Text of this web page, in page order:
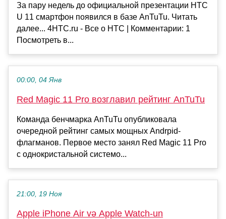
За пару недель до официальной презентации HTC
U 11 смартфон появился в базе AnTuTu. Читать
далее... 4HTC.ru - Все о HTC | Комментарии: 1
Посмотреть в...
00:00, 04 Янв
Red Magic 11 Pro возглавил рейтинг AnTuTu
Команда бенчмарка AnTuTu опубликовала
очередной рейтинг самых мощных Andrpid-
флагманов. Первое место занял Red Magic 11 Pro
c однокристальной системо...
21:00, 19 Ноя
Apple iPhone Air və Apple Watch-un